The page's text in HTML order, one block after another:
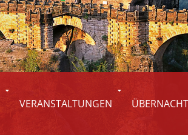
VERANSTALTUNGEN